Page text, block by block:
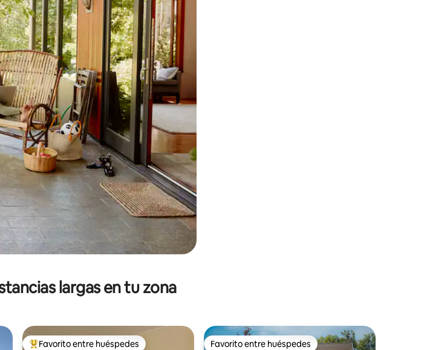
hacia arriba y hacia abajo, o bien tocando y deslizando la pantalla.
largas en tu zona
Favorito entre huéspedes Favorito entre huéspedes